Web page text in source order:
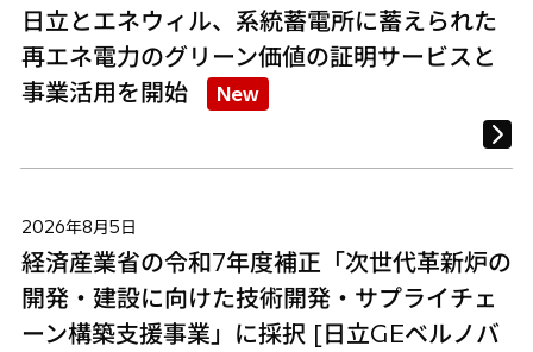
日立とエネウィル、系統蓄電所に蓄えられた
再エネ電力のグリーン価値の証明サービスと
事業活用を開始
New
2026年8月5日
経済産業省の令和7年度補正「次世代革新炉の
開発・建設に向けた技術開発・サプライチェ
ーン構築支援事業」に採択 [日立GEベルノバ